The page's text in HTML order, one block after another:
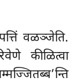
वळञ्जेति.
कीळित्वा